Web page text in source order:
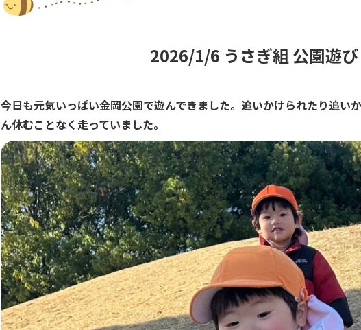
2026/1/6 うさぎ組 公園遊び
今日も元気いっぱい金岡公園で遊んできました。追いかけられたり追い
ん休むことなく走っていました。